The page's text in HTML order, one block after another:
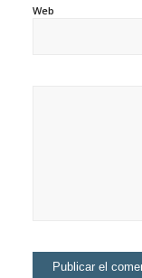
Web